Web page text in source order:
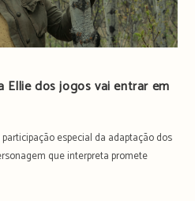
Ellie dos jogos vai entrar em
especial da adaptação dos
que interpreta promete